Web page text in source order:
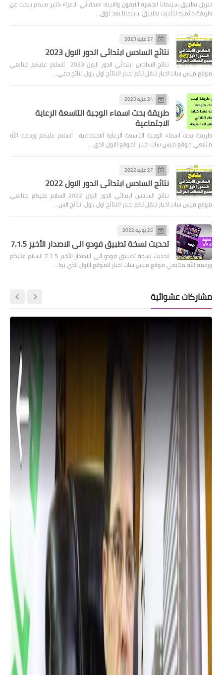
تنزيل تطبيق سينمانا لاجهزة الايفون والايباد اصدقائي الاعزاء كثير منكم يبحث عن
طريقة دائميه لتثبيت تطبيق سينمانا بعد توق…
27 مايو 2023
نتائج السادس ابتدائي الدور الاول 2023
نتائج السادس ابتدائي الدور الاول 2023 السلام عليكم متابعي
موقع ميس سات اخبار ننقل لكم اخبار النتائج اول باول نتائج جمي…
24 مايو 2023
طريقة بحث اسماء الوجبة التاسعة الرعاية
الاجتماعية
طريقة بحث اسماء الوجبة التاسعة الرعاية الاجتماعية السلام عليكم ورحمه الله
متابعي موقع ميس سات اخبار الموقع الاول الذي …
27 مايو 2022
نتائج السادس ابتدائي الدور الاول 2022
نتائج السادس ابتدائي الدور الاول 2022 السلام عليكم متابعي
موقع ميس سات اخبار ننقل لكم اخبار النتائج اول باول نتائج الس…
25 يوليو 2022
تحديث نسخة تطبيق فودو الى الاصدار الأخير 7.1.5
تحديث نسخة تطبيق فودو الى الاصدار الأخير 7.1.5 السلام عليكم
ورحمه الله متابعي موقع ميس سات اخبار الموقع الاول الذي يوا…
مشاركات عشوائية